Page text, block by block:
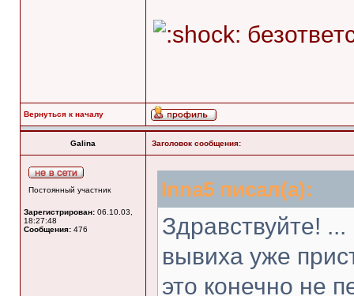
Вернуться к началу
Galina Заголовок сообщения:
Постоянный участник
Зарегистрирован: 06.10.03,
18:27:48
Сообщения: 476
Inna5 писал(а):
Здравствуйте!
вывиха уже
это конечно не